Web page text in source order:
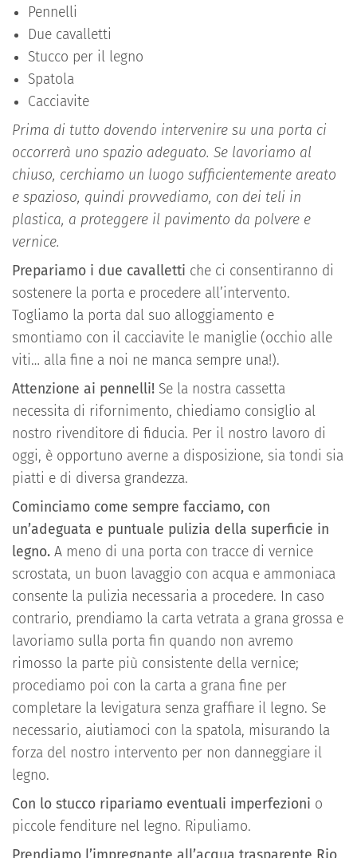
Pennelli
Due cavalletti
Stucco per il legno
Spatola
Cacciavite
Prima di tutto dovendo intervenire su una porta ci
occorrerà uno spazio adeguato. Se lavoriamo al
chiuso, cerchiamo un luogo sufficientemente areato
e spazioso, quindi provvediamo, con dei teli in
plastica, a proteggere il pavimento da polvere e
vernice.
Prepariamo i due cavalletti che ci consentiranno di
sostenere la porta e procedere all’intervento.
Togliamo la porta dal suo alloggiamento e
smontiamo con il cacciavite le maniglie (occhio alle
viti… alla fine a noi ne manca sempre una!).
Attenzione ai pennelli! Se la nostra cassetta
necessita di rifornimento, chiediamo consiglio al
nostro rivenditore di fiducia. Per il nostro lavoro di
oggi, è opportuno averne a disposizione, sia tondi sia
piatti e di diversa grandezza.
Cominciamo come sempre facciamo, con
un’adeguata e puntuale pulizia della superficie in
legno. A meno di una porta con tracce di vernice
scrostata, un buon lavaggio con acqua e ammoniaca
consente la pulizia necessaria a procedere. In caso
contrario, prendiamo la carta vetrata a grana grossa e
lavoriamo sulla porta fin quando non avremo
rimosso la parte più consistente della vernice;
procediamo poi con la carta a grana fine per
completare la levigatura senza graffiare il legno. Se
necessario, aiutiamoci con la spatola, misurando la
forza del nostro intervento per non danneggiare il
legno.
Con lo stucco ripariamo eventuali imperfezioni o
piccole fenditure nel legno. Ripuliamo.